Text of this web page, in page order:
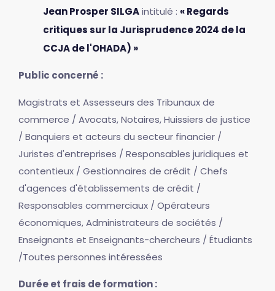
Jean Prosper SILGAintitulé : « Regards
critiques sur la Jurisprudence 2024 de la
CCJA de l'OHADA) »
Public concerné :
Magistrats et Assesseurs des Tribunaux de
commerce / Avocats, Notaires, Huissiers de justice
/ Banquiers et acteurs du secteur financier /
Juristes d'entreprises / Responsables juridiques et
contentieux / Gestionnaires de crédit / Chefs
d'agences d'établissements de crédit /
Responsables commerciaux / Opérateurs
économiques, Administrateurs de sociétés /
Enseignants et Enseignants-chercheurs / Étudiants
/Toutes personnes intéressées
Durée et frais de formation :